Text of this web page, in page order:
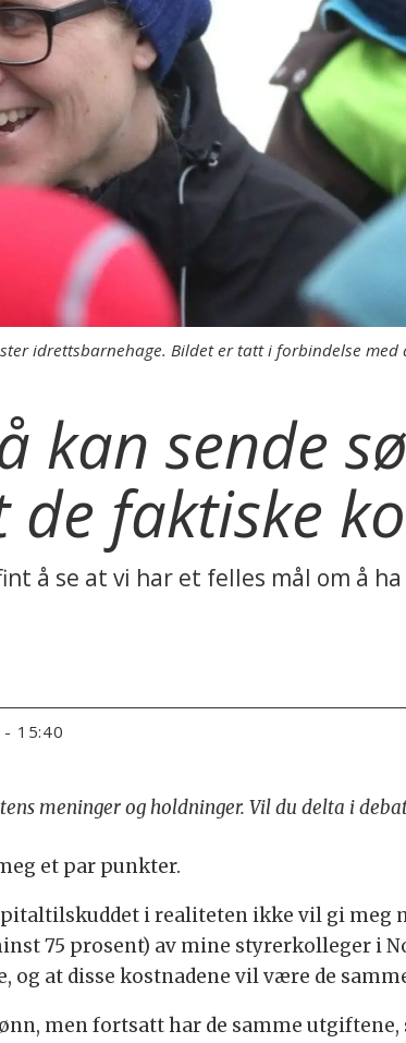
idrettsbarnehage. Bildet er tatt i forbindelse med
kan sende
faktiske
å se at vi har et felles mål om å
- 15:40
meninger og holdninger. Vil du delta i
et par punkter.
i realiteten ikke vil gi meg
75 prosent) av mine styrerkolleger i
at disse kostnadene vil være de
men fortsatt har de samme